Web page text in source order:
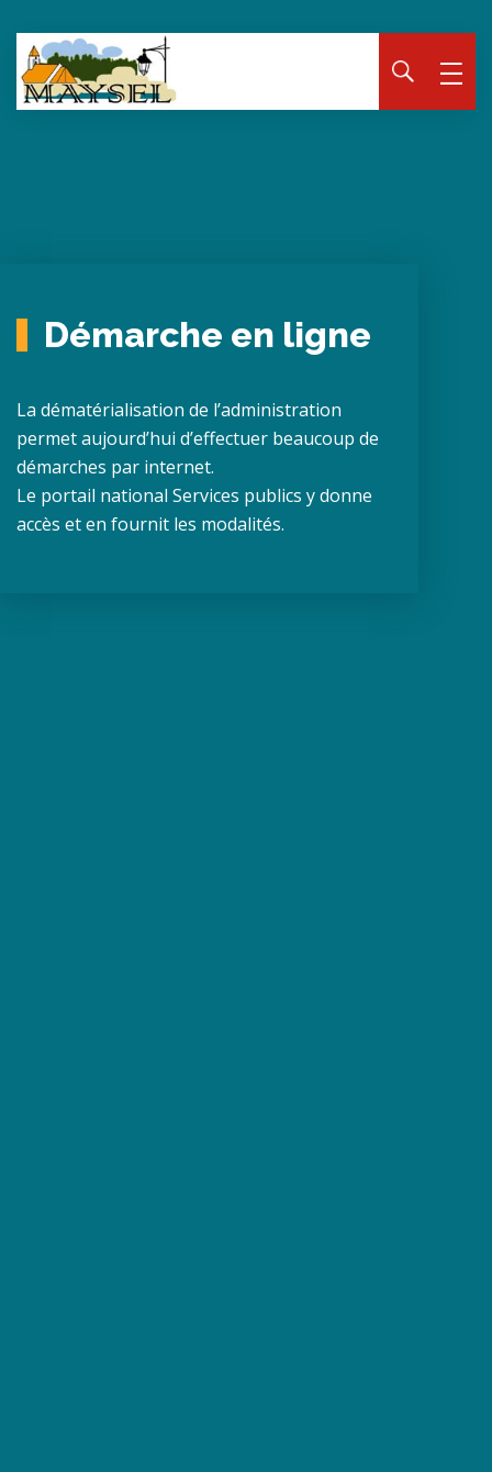
Démarche en ligne
La dématérialisation de l’administration
permet aujourd’hui d’effectuer beaucoup de
démarches par internet.
Le portail national Services publics y donne
accès et en fournit les modalités.